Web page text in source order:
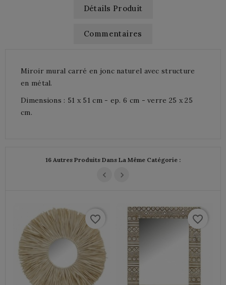
Détails Produit
Commentaires
Miroir mural carré en jonc naturel avec structure
en métal.
Dimensions : 51 x 51 cm - ep. 6 cm - verre 25 x 25
cm.
16 Autres Produits Dans La Même Catégorie :
favorite_border favorite_border